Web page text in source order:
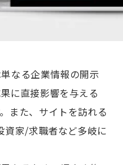
なる企業情報の開示
に直接影響を与える
また、サイトを訪れる
資家/求職者など多岐に